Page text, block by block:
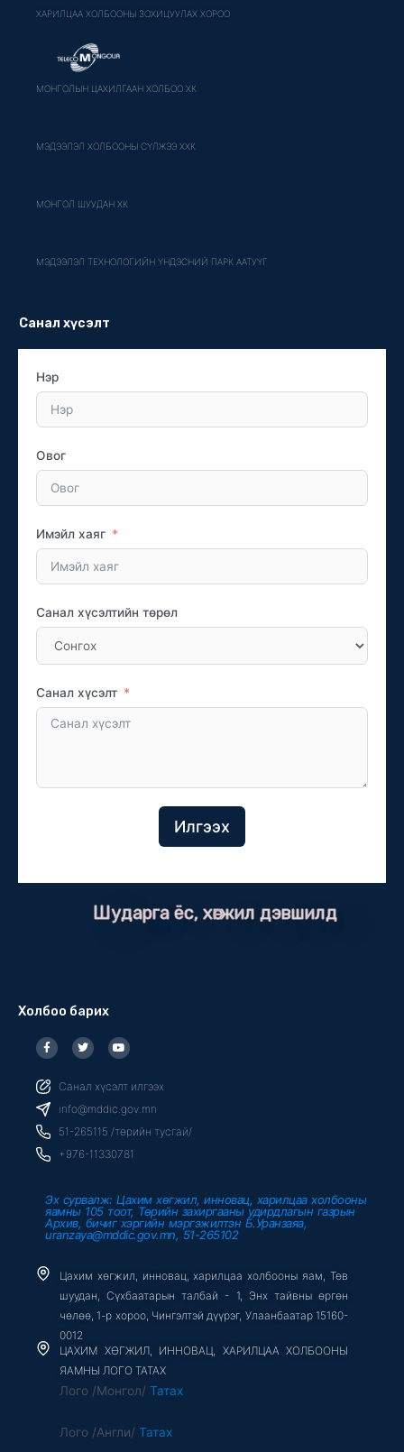
ХАРИЛЦАА ХОЛБООНЫ ЗОХИЦУУЛАХ ХОРОО
МОНГОЛЫН ЦАХИЛГААН ХОЛБОО ХК
МЭДЭЭЛЭЛ ХОЛБООНЫ СҮЛЖЭЭ ХХК
МОНГОЛ ШУУДАН ХК
МЭДЭЭЛЭЛ ТЕХНОЛОГИЙН ҮНДЭСНИЙ ПАРК ААТУҮГ
Санал хүсэлт
Нэр
Овог
Имэйл хаяг
Санал хүсэлтийн төрөл
Санал хүсэлт
Илгээх
Шударга ёс, хөгжил дэвшилд
Холбоо барих
F
a
c
b
o
o
k
f
T
w
i
t
r
Y
o
u
u
e
Санал хүсэлт илгээх
info@mddic.gov.mn
51-265115 /төрийн тусгай/
+976-11330781
Эх сурвалж: Цахим хөгжил, инновац, харилцаа холбооны
яамны 105 тоот, Төрийн захиргааны удирдлагын газрын
Архив, бичиг хэргийн мэргэжилтэн Б.Уранзаяа,
uranzaya@mddic.gov.mn, 51-265102
Цахим хөгжил, инновац, харилцаа холбооны яам, Төв
шуудан, Сүхбаатарын талбай - 1, Энх тайвны өргөн
чөлөө, 1-р хороо, Чингэлтэй дүүрэг, Улаанбаатар 15160-
0012
ЦАХИМ ХӨГЖИЛ, ИННОВАЦ, ХАРИЛЦАА ХОЛБООНЫ
ЯАМНЫ ЛОГО ТАТАХ
Лого /Монгол/ Татах
Лого /Англи/ Татах